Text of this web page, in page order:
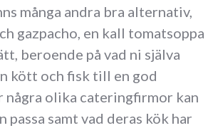
många andra bra alternativ,
gazpacho, en kall tomatsoppa
beroende på vad ni själva
kött och fisk till en god
olika cateringfirmor kan
passa samt vad deras kök har